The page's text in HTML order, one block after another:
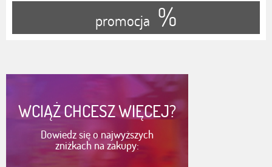
promocja %
WCIĄŻ CHCESZ WIĘCEJ?
Dowiedz się o najwyższych
zniżkach na zakupy: